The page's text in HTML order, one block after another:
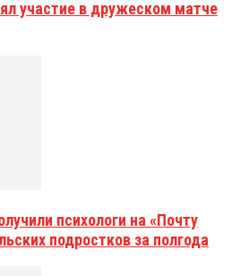
участие в дружеском матче
психологи на «Почту
подростков за полгода